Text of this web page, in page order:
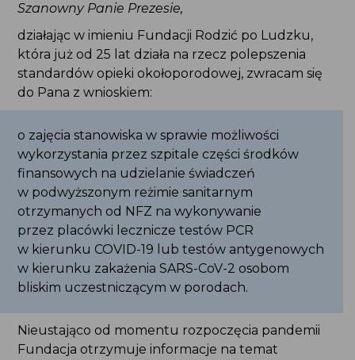
Szanowny Panie Prezesie,
działając w imieniu Fundacji Rodzić po Ludzku,
która już od 25 lat działa na rzecz polepszenia
standardów opieki okołoporodowej, zwracam się
do Pana z wnioskiem:
o zajęcia stanowiska w sprawie możliwości
wykorzystania przez szpitale części środków
finansowych na udzielanie świadczeń
w podwyższonym reżimie sanitarnym
otrzymanych od NFZ na wykonywanie
przez placówki lecznicze testów PCR
w kierunku COVID-19 lub testów antygenowych
w kierunku zakażenia SARS-CoV-2 osobom
bliskim uczestniczącym w porodach.
Nieustająco od momentu rozpoczęcia pandemii
Fundacja otrzymuje informacje na temat